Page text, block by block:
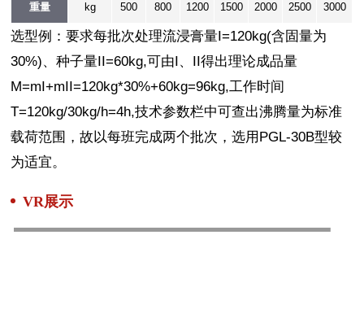
重量 kg 500 800 1200 1500 2000 2500 3000
选型例：要求每批次处理流浸膏量I=120kg(含固量为
30%)、种子量II=60kg,可由I、II得出理论成品量
M=mI+mII=120kg*30%+60kg=96kg,工作时间
T=120kg/30kg/h=4h,技术参数栏中可查出沸腾量为标准
载荷范围，故以每班完成两个批次，选用PGL-30B型较
为适宜。
VR展示